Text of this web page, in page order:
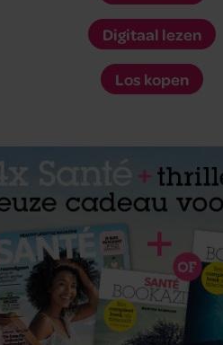
Digitaal lezen
Los kopen